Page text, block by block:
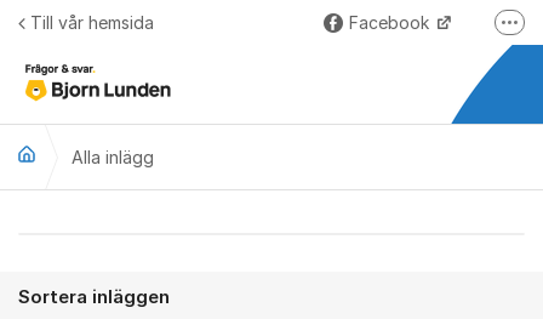
Hoppa till innehåll
Till vår hemsida Facebook
Alla inlägg
Sortera inläggen